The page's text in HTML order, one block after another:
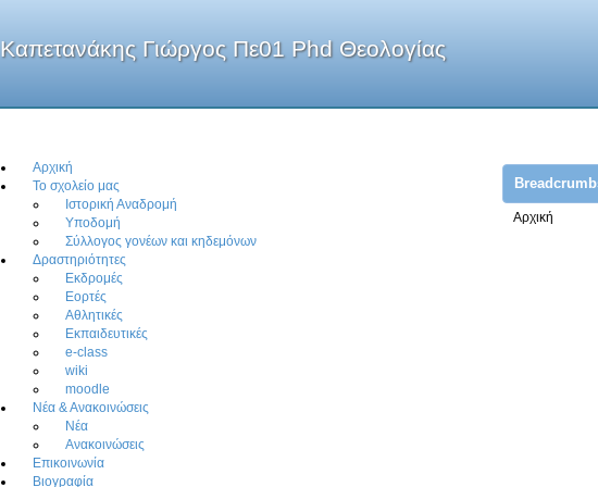
Καπετανάκης Γιώργος Πε01 Phd Θεολογίας
Αρχική
Το σχολείο μας
Ιστορική Αναδρομή
Υποδομή
Σύλλογος γονέων και κηδεμόνων
Δραστηριότητες
Εκδρομές
Εορτές
Αθλητικές
Εκπαιδευτικές
e-class
wiki
moodle
Νέα & Ανακοινώσεις
Νέα
Ανακοινώσεις
Επικοινωνία
Βιογραφία
Αρχική